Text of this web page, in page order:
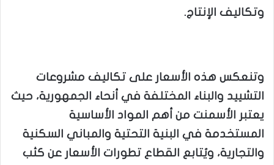
وتكاليف الإنتاج.
وتنعكس هذه الأسعار على تكاليف مشروعات
التشييد والبناء المختلفة في أنحاء الجمهورية، حيث
يعتبر الأسمنت من أهم المواد الأساسية
المستخدمة في البنية التحتية والمباني السكنية
والتجارية، ويُتابع القطاع تطورات الأسعار عن كثب